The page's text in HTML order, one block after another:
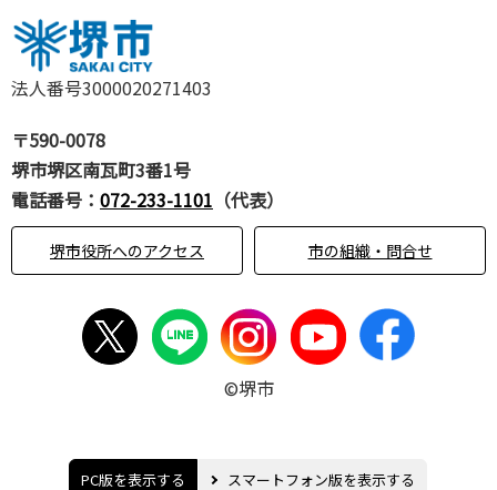
法人番号3000020271403
〒590-0078
堺市堺区南瓦町3番1号
電話番号： 072-233-1101 （代表）
堺市役所へのアクセス 市の組織・問合せ
©堺市
PC版を表示する スマートフォン版を表示する